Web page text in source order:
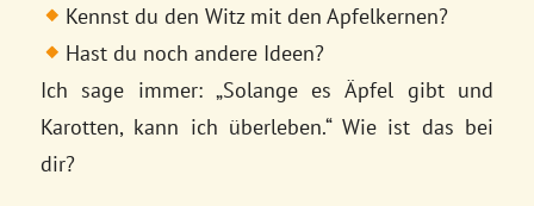
Kennst du den Witz mit den Apfelkernen?
Hast du noch andere Ideen?
Ich sage immer: „Solange es Äpfel gibt und
Karotten, kann ich überleben.“ Wie ist das bei
dir?